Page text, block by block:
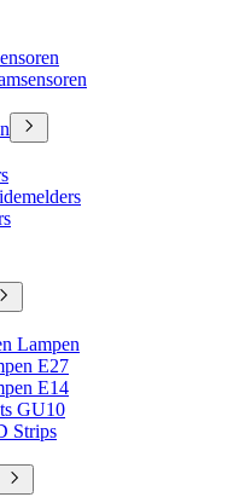
Lampen
E27
E14
GU10
Strips